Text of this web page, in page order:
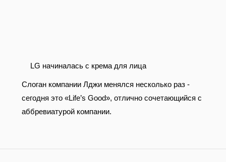
LG начиналась с крема для лица
Слоган компании Лджи менялся несколько раз -
cегодня это «Life’s Good», отлично сочетающийся с
аббревиатурой компании.